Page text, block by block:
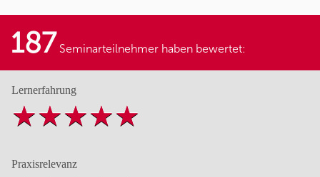
187 Seminarteilnehmer haben bewertet:
Lernerfahrung
Praxisrelevanz